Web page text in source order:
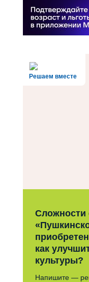
Решаем вместе
Сложности
как
культуры?
Напишите —